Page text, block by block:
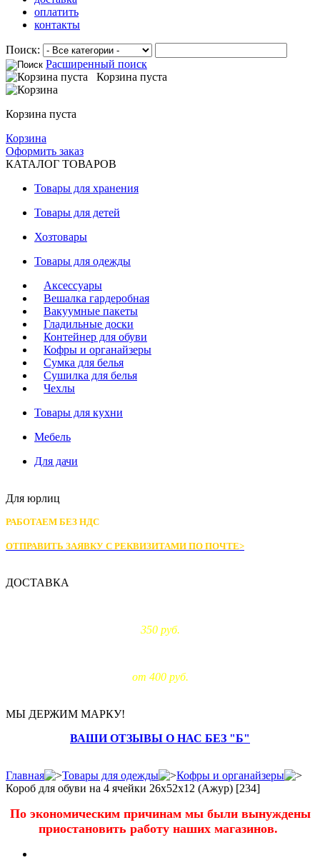
оплатить
контакты
Поиск:
Расширенный поиск
Корзина пуста
Корзина пуста
Корзина
Оформить заказ
КАТАЛОГ ТОВАРОВ
Товары для хранения
Товары для детей
Хозтовары
Товары для одежды
Аксессуары
Вешалка гардеробная
Вакуумные пакеты
Гладильные доски
Контейнер для обуви
Кофры и органайзеры
Сумка для белья
Сушилка для белья
Чехлы
Товары для кухни
Мебель
Для дачи
Для юрлиц
РАБОТАЕМ БЕЗ НДС
ОТПРАВИТЬ ЗАЯВКУ С РЕКВИЗИТАМИ ПО ПОЧТЕ>
ДОСТАВКА
350 руб.
от 400 руб.
МЫ ДЕРЖИМ МАРКУ!
ВАШИ ОТЗЫВЫ О НАС БЕЗ "Б"
Главная Товары для одежды
Кофры и органайзеры
Короб для обуви на 4 ячейки 26х52х12 (Ажур) [234]
По экономическим причинам мы были вынуждены
приостановить работу наших магазинов.